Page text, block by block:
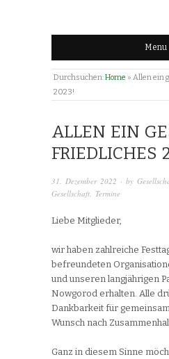
Menu
Durchsuchen:Home » Allen ein
2023!
ALLEN EIN
FRIEDLICHES
31. Dezember 2022 · by
Gesellschaft, Termine
Liebe Mitglieder,
wir haben zahlreiche
befreundeten
und unseren langjährigen
Nowgorod erhalten. Alle
Dankbarkeit für
Wunsch nach
Ganz in diesem Sinne